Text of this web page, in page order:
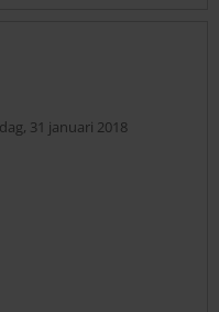
31 januari 2018